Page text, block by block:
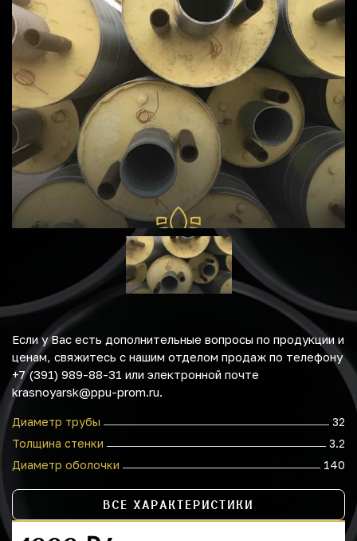
Если у Вас есть дополнительные вопросы по продукции и
ценам, свяжитесь с нашим отделом продаж по телефону
+7 (391) 989-88-31 или электронной почте
krasnoyarsk@ppu-prom.ru.
Диаметр трубы
32
Толщина стенки
3.2
Диаметр оболочки
140
ВСЕ ХАРАКТЕРИСТИКИ